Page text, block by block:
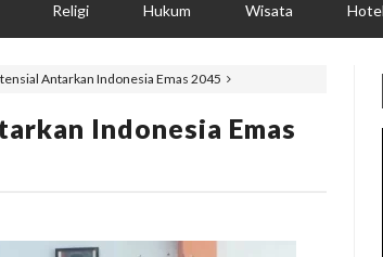
Religi Hukum Wisata Hotel
Antarkan Indonesia Emas 2045
Indonesia Emas